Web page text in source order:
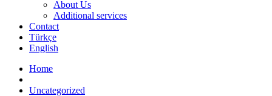
About Us
Additional services
Contact
Türkçe
English
Home
Uncategorized